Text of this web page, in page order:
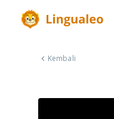
Kembali